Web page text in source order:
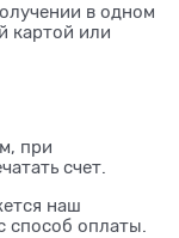
в одном
картой или
при
счет.
наш
способ оплаты.